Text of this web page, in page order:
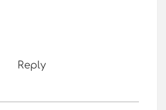
Reply